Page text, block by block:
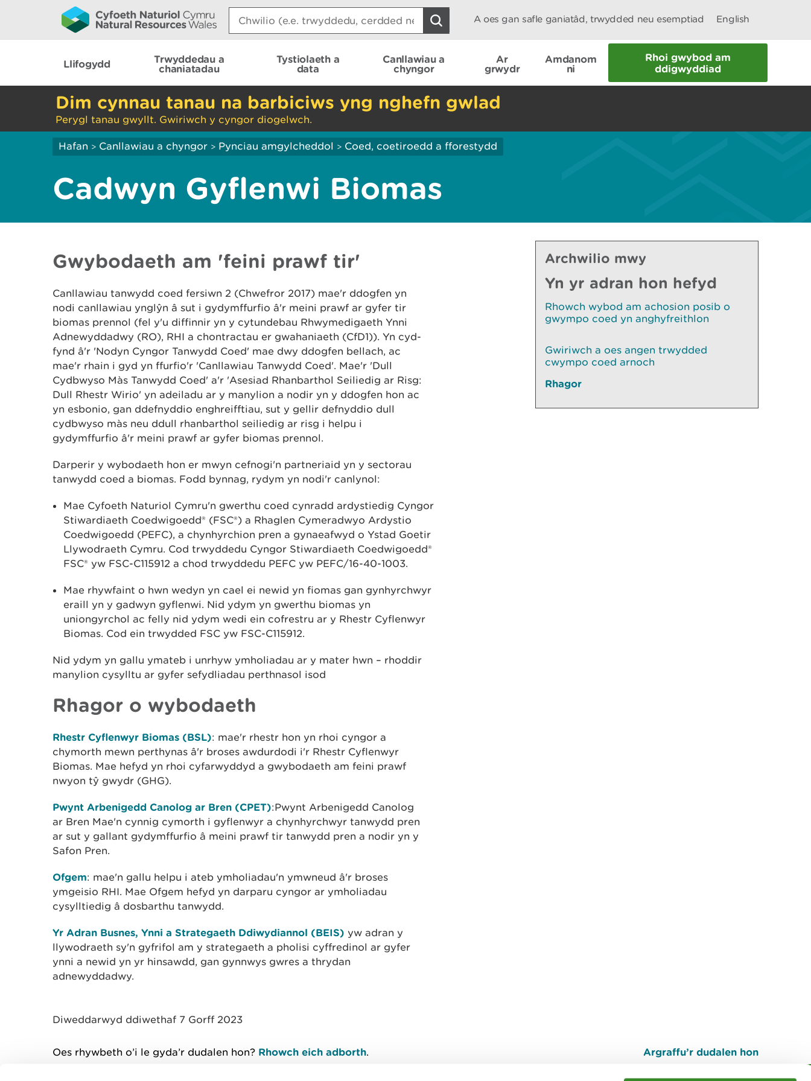
Search:
A oes gan safle ganiatâd, trwydded neu esemptiad English
Llifogydd
Trwyddedau a
chaniatadau
Tystiolaeth a
data
Canllawiau a
chyngor
Ar
grwydr
Amdanom
ni
Rhoi gwybod am
ddigwyddiad
Dim cynnau tanau na barbiciws yng nghefn gwlad
Perygl tanau gwyllt. Gwiriwch y cyngor diogelwch.
Hafan > Canllawiau a chyngor > Pynciau amgylcheddol > Coed, coetiroedd a fforestydd
Cadwyn Gyflenwi Biomas
Gwybodaeth am 'feini prawf tir'
Canllawiau tanwydd coed fersiwn 2 (Chwefror 2017) mae'r ddogfen yn
nodi canllawiau ynglŷn â sut i gydymffurfio â'r meini prawf ar gyfer tir
biomas prennol (fel y'u diffinnir yn y cytundebau Rhwymedigaeth Ynni
Adnewyddadwy (RO), RHI a chontractau er gwahaniaeth (CfD1)). Yn cyd-
fynd â'r 'Nodyn Cyngor Tanwydd Coed' mae dwy ddogfen bellach, ac
mae'r rhain i gyd yn ffurfio'r 'Canllawiau Tanwydd Coed'. Mae'r 'Dull
Cydbwyso Màs Tanwydd Coed' a'r 'Asesiad Rhanbarthol Seiliedig ar Risg:
Dull Rhestr Wirio' yn adeiladu ar y manylion a nodir yn y ddogfen hon ac
yn esbonio, gan ddefnyddio enghreifftiau, sut y gellir defnyddio dull
cydbwyso màs neu ddull rhanbarthol seiliedig ar risg i helpu i
gydymffurfio â'r meini prawf ar gyfer biomas prennol.
Darperir y wybodaeth hon er mwyn cefnogi'n partneriaid yn y sectorau
tanwydd coed a biomas. Fodd bynnag, rydym yn nodi'r canlynol:
Mae Cyfoeth Naturiol Cymru'n gwerthu coed cynradd ardystiedig Cyngor
Stiwardiaeth Coedwigoedd® (FSC®) a Rhaglen Cymeradwyo Ardystio
Coedwigoedd (PEFC), a chynhyrchion pren a gynaeafwyd o Ystad Goetir
Llywodraeth Cymru. Cod trwyddedu Cyngor Stiwardiaeth Coedwigoedd®
FSC® yw FSC-C115912 a chod trwyddedu PEFC yw PEFC/16-40-1003.
Mae rhywfaint o hwn wedyn yn cael ei newid yn fiomas gan gynhyrchwyr
eraill yn y gadwyn gyflenwi. Nid ydym yn gwerthu biomas yn
uniongyrchol ac felly nid ydym wedi ein cofrestru ar y Rhestr Cyflenwyr
Biomas. Cod ein trwydded FSC yw FSC-C115912.
Nid ydym yn gallu ymateb i unrhyw ymholiadau ar y mater hwn – rhoddir
manylion cysylltu ar gyfer sefydliadau perthnasol isod
Rhagor o wybodaeth
Rhestr Cyflenwyr Biomas (BSL): mae'r rhestr hon yn rhoi cyngor a
chymorth mewn perthynas â'r broses awdurdodi i'r Rhestr Cyflenwyr
Biomas. Mae hefyd yn rhoi cyfarwyddyd a gwybodaeth am feini prawf
nwyon tŷ gwydr (GHG).
Pwynt Arbenigedd Canolog ar Bren (CPET):Pwynt Arbenigedd Canolog
ar Bren Mae'n cynnig cymorth i gyflenwyr a chynhyrchwyr tanwydd pren
ar sut y gallant gydymffurfio â meini prawf tir tanwydd pren a nodir yn y
Safon Pren.
Ofgem: mae'n gallu helpu i ateb ymholiadau'n ymwneud â'r broses
ymgeisio RHI. Mae Ofgem hefyd yn darparu cyngor ar ymholiadau
cysylltiedig â dosbarthu tanwydd.
Yr Adran Busnes, Ynni a Strategaeth Ddiwydiannol (BEIS) yw adran y
llywodraeth sy'n gyfrifol am y strategaeth a pholisi cyffredinol ar gyfer
ynni a newid yn yr hinsawdd, gan gynnwys gwres a thrydan
adnewyddadwy.
Archwilio mwy
Yn yr adran hon hefyd
Rhowch wybod am achosion posib o
gwympo coed yn anghyfreithlon
Gwiriwch a oes angen trwydded
cwympo coed arnoch
Rhagor
Diweddarwyd ddiwethaf 7 Gorff 2023
Oes rhywbeth o’i le gyda’r dudalen hon? Rhowch eich adborth. Argraffu’r dudalen hon
I fyny